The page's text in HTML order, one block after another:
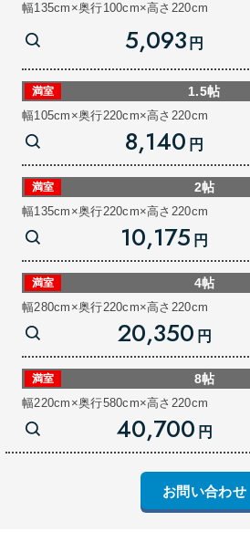
幅135cm×奥行100cm×高さ220cm
5,093 円
1.5帖
幅105cm×奥行220cm×高さ220cm
満室
8,140 円
2帖
幅135cm×奥行220cm×高さ220cm
満室
10,175 円
4帖
幅280cm×奥行220cm×高さ220cm
満室
20,350 円
8帖
幅220cm×奥行580cm×高さ220cm
満室
40,700 円
お問い合わせ